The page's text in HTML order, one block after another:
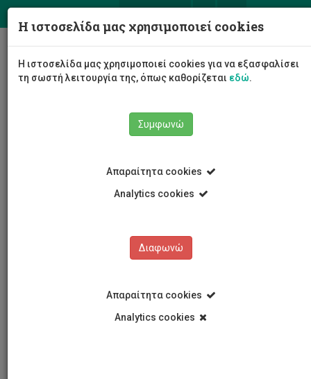
Σχολή Μηχανικής και Τεχνολογίας
Τμήμα Πολιτικών Μηχανικών και Μηχανικών
Δημήτρης Κακουλλής
Δημήτρης Κακουλλής
Η ιστοσελίδα μας χρησιμοποιεί cookies
Η ιστοσελίδα μας χρησιμοποιεί cookies για να εξασφαλίσει
τη σωστή λειτουργία της, όπως καθορίζεται εδώ.
Συμφωνώ
Απαραίτητα cookies
Analytics cookies
Διαφωνώ
Απαραίτητα cookies
Analytics cookies